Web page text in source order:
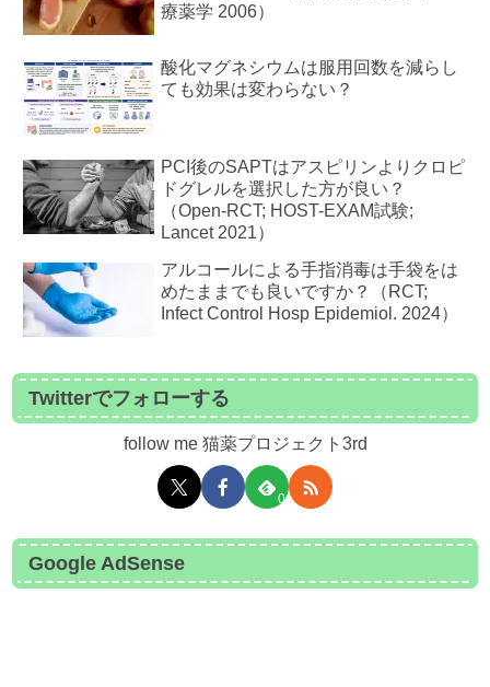
療薬学 2006）
酸化マグネシウムは服用回数を減らし
ても効果は変わらない？
PCI後のSAPTはアスピリンよりクロピ
ドグレルを選択した方が良い？
（Open-RCT; HOST-EXAM試験;
Lancet 2021）
アルコールによる手指消毒は手袋をは
めたままでも良いですか？（RCT;
Infect Control Hosp Epidemiol. 2024）
Twitterでフォローする
follow me 猫薬プロジェクト3rd
0
Google AdSense